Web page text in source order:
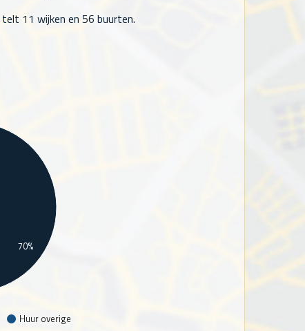
telt 11 wijken en 56 buurten.
Huur overige
70%